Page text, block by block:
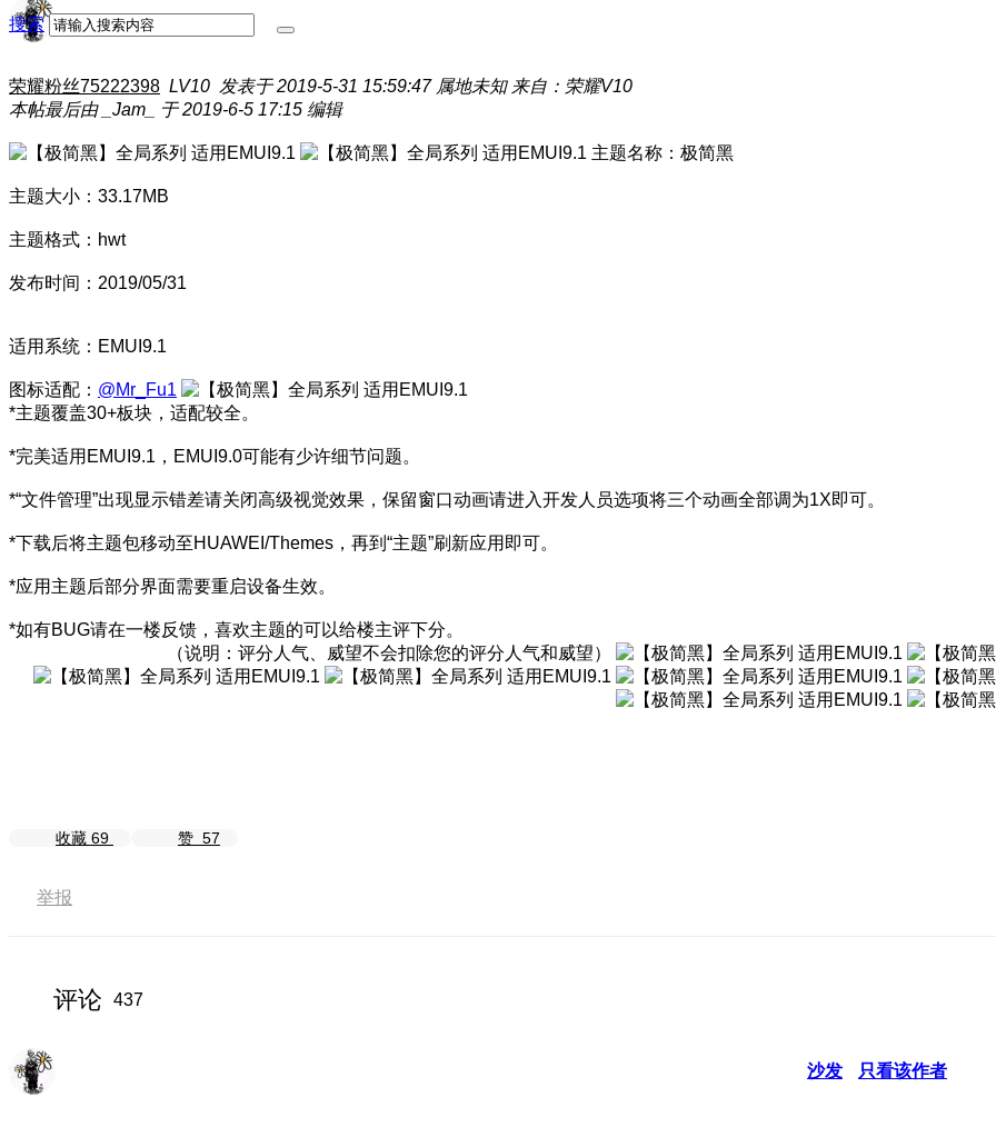
搜索
荣耀粉丝75222398 LV10 发表于 2019-5-31 15:59:47 属地未知 来自：荣耀V10
本帖最后由 _Jam_ 于 2019-6-5 17:15 编辑
主题名称：极简黑
主题大小：33.17MB
主题格式：hwt
发布时间：2019/05/31
适用系统：EMUI9.1
图标适配： @Mr_Fu1
*主题覆盖30+板块，适配较全。
*完美适用EMUI9.1，EMUI9.0可能有少许细节问题。
*“文件管理”出现显示错差请关闭高级视觉效果，保留窗口动画请进入开发人员选项将三个动画全部调为1X即可。
*下载后将主题包移动至HUAWEI/Themes，再到“主题”刷新应用即可。
*应用主题后部分界面需要重启设备生效。
*如有BUG请在一楼反馈，喜欢主题的可以给楼主评下分。
（说明：评分人气、威望不会扣除您的评分人气和威望）
收藏 69 赞 57
举报
评论 437
沙发 只看该作者